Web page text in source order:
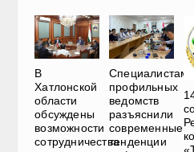
В
Хатлонской
области
обсуждены
возможности
сотрудничества
Специалистам
профильных
ведомств
разъяснили
современные
тенденции